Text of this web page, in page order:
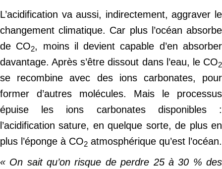
L’acidification va aussi, indirectement, aggraver le
changement climatique. Car plus l’océan absorbe
de CO2, moins il devient capable d’en absorber
davantage. Après s’être dissout dans l’eau, le CO2
se recombine avec des ions carbonates, pour
former d’autres molécules. Mais le processus
épuise les ions carbonates disponibles :
l’acidification sature, en quelque sorte, de plus en
plus l’éponge à CO2 atmosphérique qu’est l’océan.
« On sait qu’on risque de perdre 25 à 30 % des